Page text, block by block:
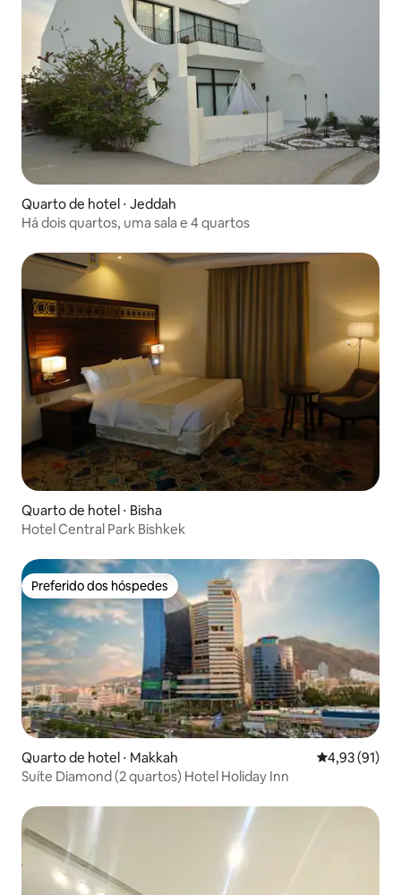
Quarto de hotel ⋅ Jeddah
Há dois quartos, uma sala e 4 quartos
Quarto de hotel ⋅ Bisha
Hotel Central Park Bishkek
Preferido dos hóspedes
Preferido dos hóspedes
Quarto de hotel ⋅ Makkah 4,93 de uma
4,93 (91)
Suíte Diamond (2 quartos) Hotel Holiday Inn